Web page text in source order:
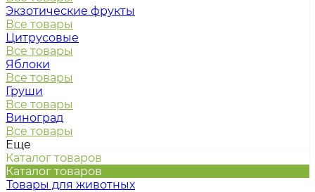
Экзотические фрукты
Все товары
Цитрусовые
Все товары
Яблоки
Все товары
Груши
Все товары
Виноград
Все товары
Еще
Каталог товаров
Каталог товаров
Товары для животных